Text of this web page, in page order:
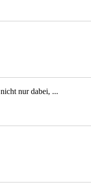
nur dabei, ...